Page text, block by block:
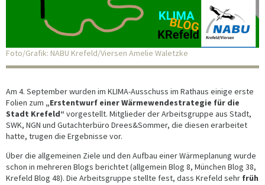
Foto/Grafik: NABU Krefeld/Viersen Amelie Waletzke
Am 4. September wurden im KLIMA-Ausschuss im Rathaus einige erste
Folien zum „Erstentwurf einer Wärmewendestrategie für die
Stadt Krefeld“ vorgestellt. Mitglieder der Arbeitsgruppe aus Stadt,
SWK, NGN und Gutachterbüro Drees&Sommer, die diesen erarbeitet
hatte, trugen die Ergebnisse vor.
Über die allgemeinen Ziele und den Aufbau einer Wärmeplanung wurde
schon in mehreren Blogs berichtet (allgemein Blog 8, München Blog 38,
Krefeld Blog 48). Die Arbeitsgruppe stellte fest, dass Krefeld sehr früh